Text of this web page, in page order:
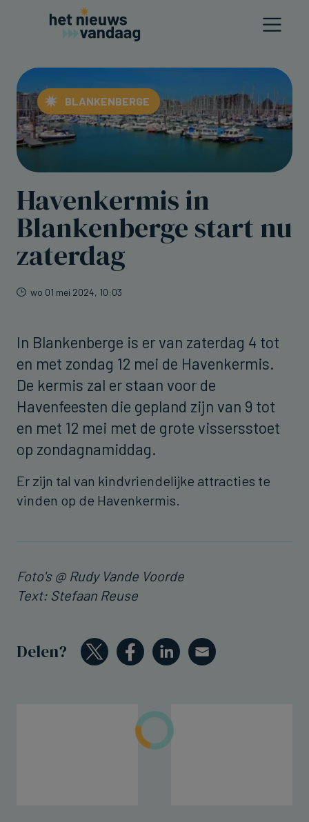
BLANKENBERGE
Havenkermis in
Blankenberge start nu
zaterdag
wo 01 mei 2024, 10:03
In Blankenberge is er van zaterdag 4 tot
en met zondag 12 mei de Havenkermis.
De kermis zal er staan voor de
Havenfeesten die gepland zijn van 9 tot
en met 12 mei met de grote vissersstoet
op zondagnamiddag.
Er zijn tal van kindvriendelijke attracties te
vinden op de Havenkermis.
Foto's @ Rudy Vande Voorde
Text: Stefaan Reuse
Delen?